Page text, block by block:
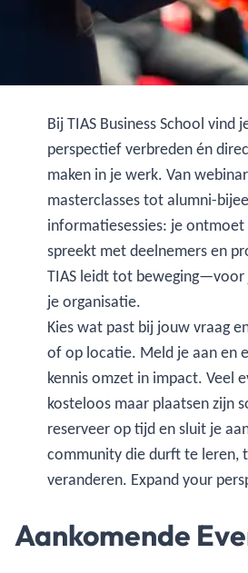
Bij TIAS Business School vind
perspectief verbreden én
maken in je werk. Van
masterclasses tot alumni-
informatiesessies: je
spreekt met deelnemers en
TIAS leidt tot beweging—voor
je organisatie.
Kies wat past bij jouw vraag
of op locatie. Meld je aan en
kennis omzet in impact. Veel
kosteloos maar plaatsen zijn
reserveer op tijd en sluit je
community die durft te leren,
veranderen. Expand your
Aankomende